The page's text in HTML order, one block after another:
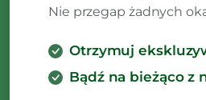
Nie przegap żadnych
Otrzymuj
Bądź na bieżąco z